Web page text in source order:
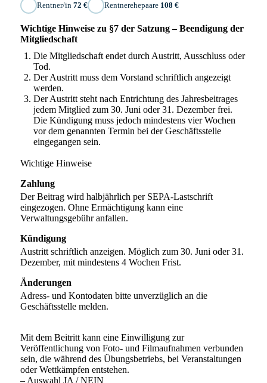
Rentner/in 72 € Rentnerehepaare 108 €
Wichtige Hinweise zu §7 der Satzung – Beendigung der
Mitgliedschaft
Die Mitgliedschaft endet durch Austritt, Ausschluss oder
Tod.
Der Austritt muss dem Vorstand schriftlich angezeigt
werden.
Der Austritt steht nach Entrichtung des Jahresbeitrages
jedem Mitglied zum 30. Juni oder 31. Dezember frei.
Die Kündigung muss jedoch mindestens vier Wochen
vor dem genannten Termin bei der Geschäftsstelle
eingegangen sein.
Wichtige Hinweise
Zahlung
Der Beitrag wird halbjährlich per SEPA-Lastschrift
eingezogen. Ohne Ermächtigung kann eine
Verwaltungsgebühr anfallen.
Kündigung
Austritt schriftlich anzeigen. Möglich zum 30. Juni oder 31.
Dezember, mit mindestens 4 Wochen Frist.
Änderungen
Adress- und Kontodaten bitte unverzüglich an die
Geschäftsstelle melden.
Mit dem Beitritt kann eine Einwilligung zur
Veröffentlichung von Foto- und Filmaufnahmen verbunden
sein, die während des Übungsbetriebs, bei Veranstaltungen
oder Wettkämpfen entstehen.
– Auswahl JA / NEIN